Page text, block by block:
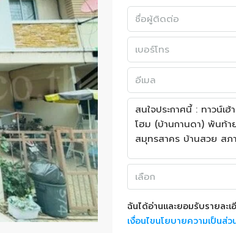
เลือก
ฉันได้อ่านและยอมรับรายละเ
เงื่อนไขนโยบายความเป็นส่